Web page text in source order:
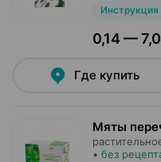
Инструкция
0,14 —
Где купить
Мяты
• без